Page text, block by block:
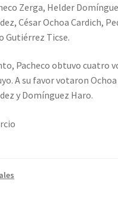
Zerga, Helder
César Ochoa Cardich,
Gutiérrez Ticse.
Pacheco obtuvo cuatro
A su favor votaron
y Domínguez Haro.